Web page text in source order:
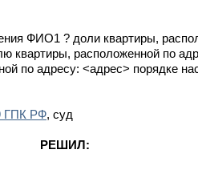
ФИО1 ? доли квартиры,
расположенной по
по адресу: <адрес> порядке
ГПК РФ, суд
РЕШИЛ: